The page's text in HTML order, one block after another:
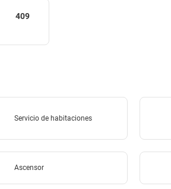
409
Servicio de habitaciones
Ascensor